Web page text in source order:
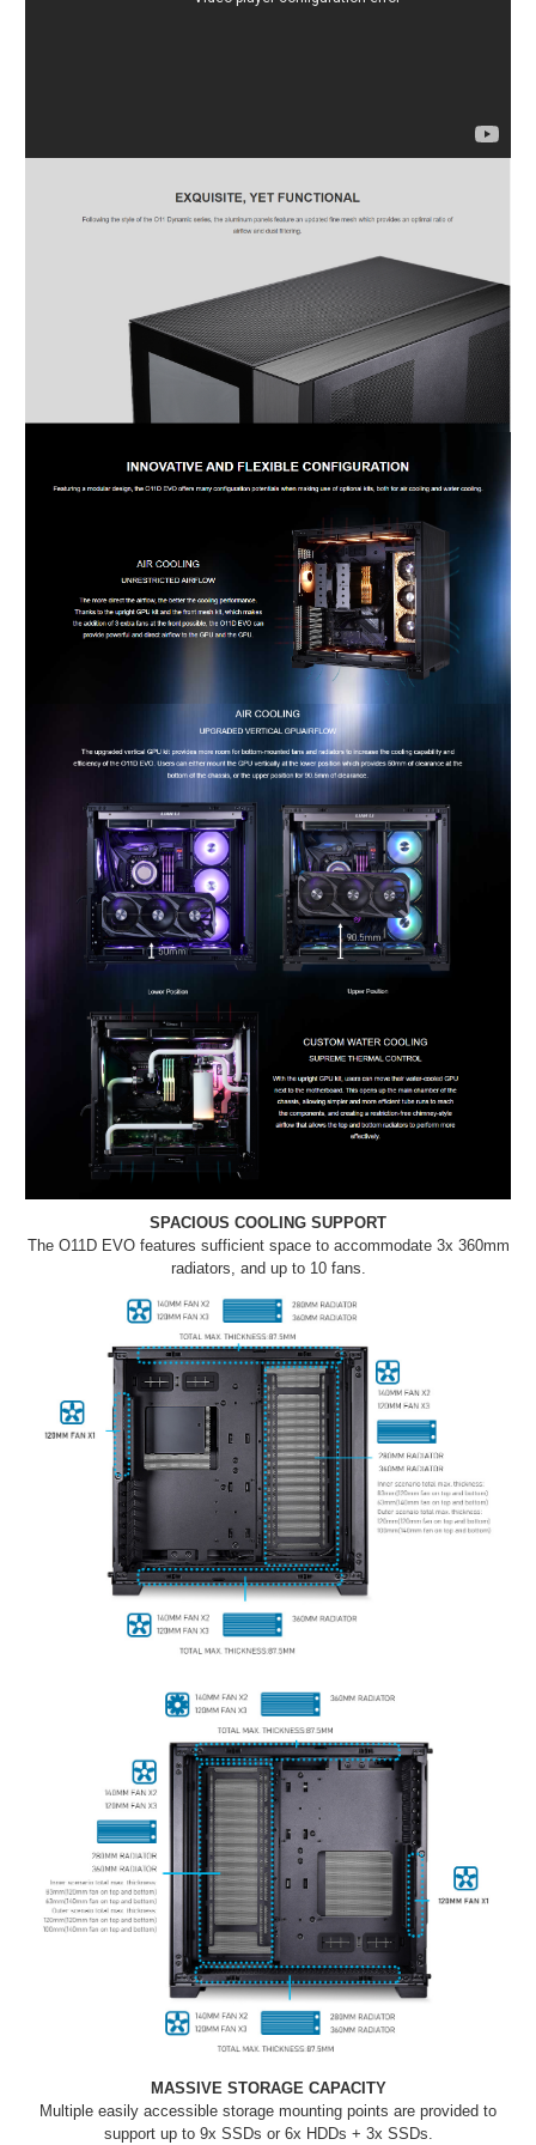
SPACIOUS COOLING SUPPORT
The O11D EVO features sufficient space to accommodate 3x 360mm
radiators, and up to 10 fans.
MASSIVE STORAGE CAPACITY
Multiple easily accessible storage mounting points are provided to
support up to 9x SSDs or 6x HDDs + 3x SSDs.